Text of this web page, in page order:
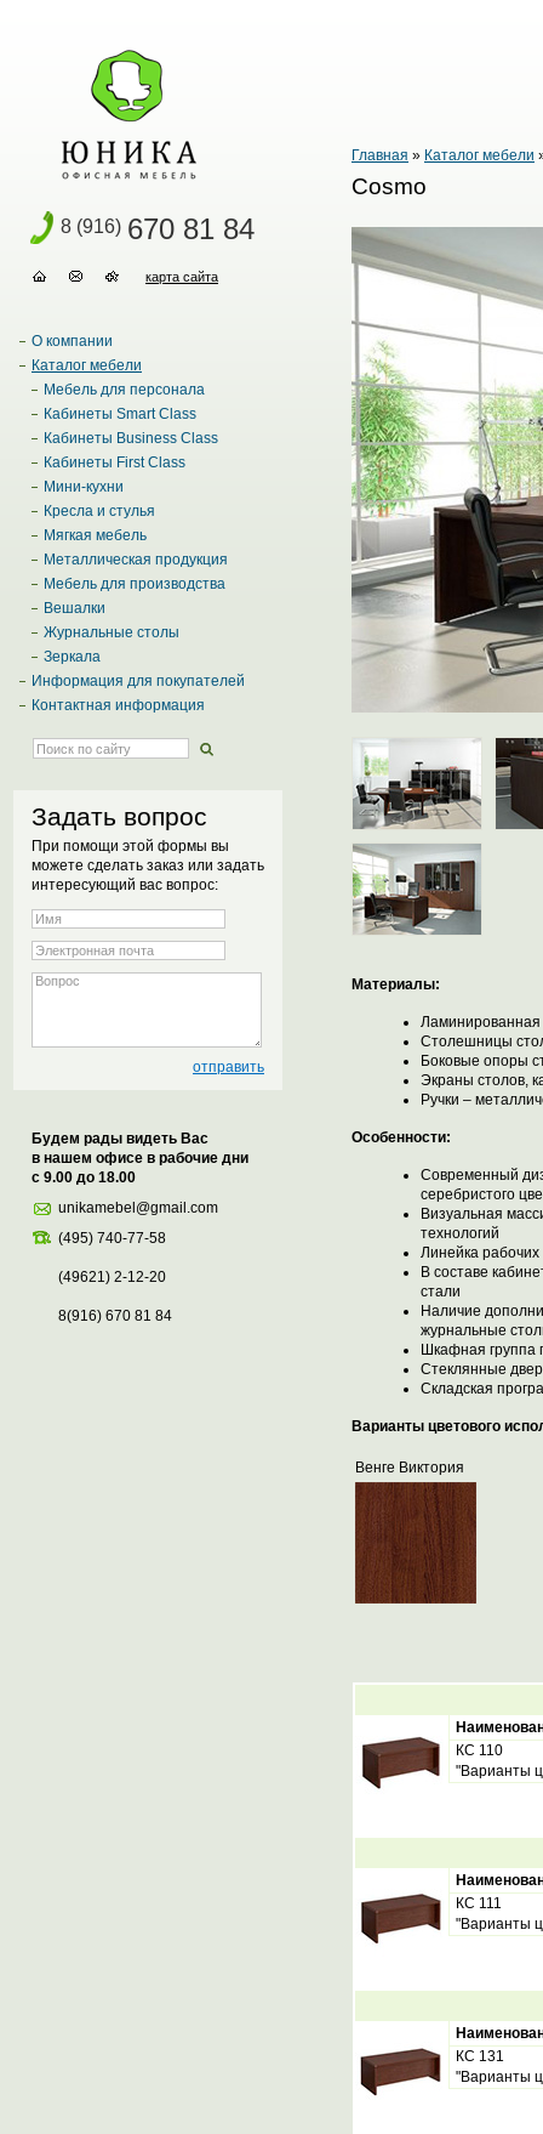
8 (916) 670 81 84
карта сайта
О компании
Каталог мебели
Мебель для персонала
Кабинеты Smart Class
Кабинеты Business Class
Кабинеты First Class
Мини-кухни
Кресла и стулья
Мягкая мебель
Металлическая продукция
Мебель для производства
Вешалки
Журнальные столы
Зеркала
Информация для покупателей
Контактная информация
Задать вопрос
При помощи этой формы вы
можете сделать заказ или задать
интересующий вас вопрос:
Будем рады видеть Вас
в нашем офисе в рабочие дни
с 9.00 до 18.00
unikamebel@gmail.com
(495) 740-77-58
(49621) 2-12-20
8(916) 670 81 84
Главная » Каталог мебели
Cosmo
Материалы:
Столешницы
Боковые опоры
Экраны столов,
Ручки –
Особенности:
Современный
серебристого
Визуальная
технологий
Линейка
В составе
стали
Наличие
журнальные
Шкафная группа
Стеклянные
Складская
Варианты цветового
Венге Виктория
КС 110
"Варианты
КС 111
"Варианты
КС 131
"Варианты